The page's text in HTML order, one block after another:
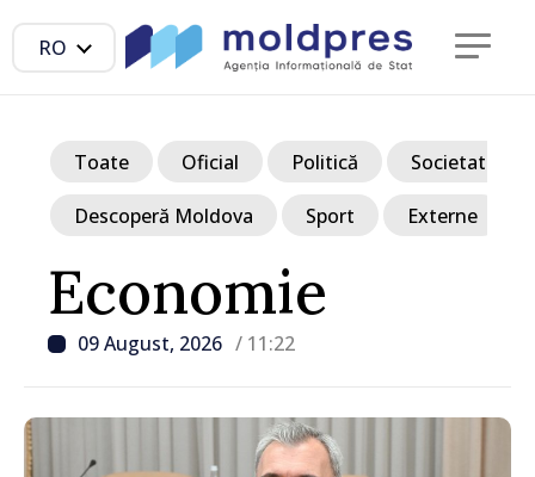
RO
Economie
09 August, 2026 / 11:22
Toate Oficial Politică Societate
Descoperă Moldova Sport Externe